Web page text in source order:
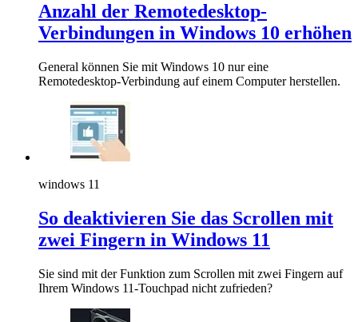
Anzahl der Remotedesktop-
Verbindungen in Windows 10 erhöhen
General können Sie mit Windows 10 nur eine
Remotedesktop-Verbindung auf einem Computer herstellen.
windows 11
So deaktivieren Sie das Scrollen mit
zwei Fingern in Windows 11
Sie sind mit der Funktion zum Scrollen mit zwei Fingern auf
Ihrem Windows 11-Touchpad nicht zufrieden?